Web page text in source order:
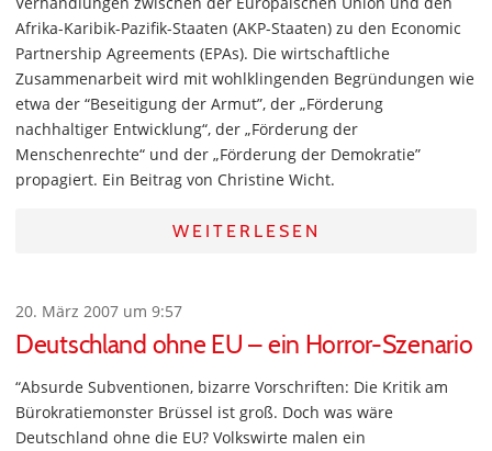
Afrika-Karibik-Pazifik-Staaten (AKP-Staaten) zu den Economic
Partnership Agreements (EPAs). Die wirtschaftliche
Zusammenarbeit wird mit wohlklingenden Begründungen wie
etwa der “Beseitigung der Armut”, der „Förderung
nachhaltiger Entwicklung“, der „Förderung der
Menschenrechte“ und der „Förderung der Demokratie”
propagiert. Ein Beitrag von Christine Wicht.
WEITERLESEN
20. März 2007 um 9:57
Deutschland ohne EU – ein Horror-Szenario
“Absurde Subventionen, bizarre Vorschriften: Die Kritik am
Bürokratiemonster Brüssel ist groß. Doch was wäre
Deutschland ohne die EU? Volkswirte malen ein